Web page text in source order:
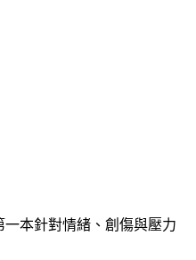
本針對情緒、創傷與壓力